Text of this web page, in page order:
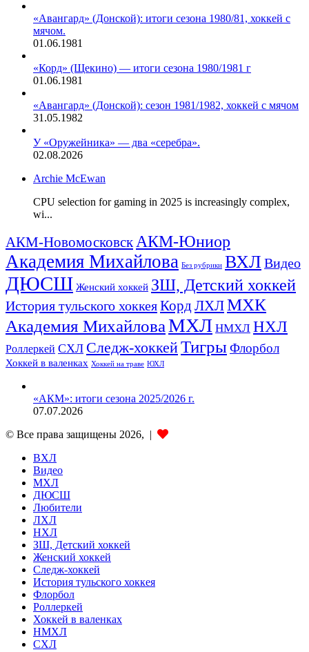
«Авангард» (Донской): итоги сезона 1980/81, хоккей с
мячом.
01.06.1981
«Корд» (Щекино) — итоги сезона 1980/1981 г
01.06.1981
«Авангард» (Донской): сезон 1981/1982, хоккей с мячом
31.05.1982
У «Оружейника» — два «серебра».
02.08.2026
Archie McEwan
CPU selection for gaming in 2025 is increasingly complex,
wi...
АКМ-Новомосковск АКМ-Юниор
Академия Михайлова Без рубрики ВХЛ Видео
ДЮСШ Женский хоккей ЗШ, Детский хоккей
История тульского хоккеяКорд ЛХЛМХК
Академия МихайловаМХЛ НМХЛ НХЛ
Роллеркей СХЛ Следж-хоккейТигрыФлорбол
Хоккей в валенках Хоккей на траве ЮХЛ
«АКМ»: итоги сезона 2025/2026 г.
07.07.2026
© Все права защищены 2026, |
ВХЛ
Видео
МХЛ
ДЮСШ
Любители
ЛХЛ
НХЛ
ЗШ, Детский хоккей
Женский хоккей
Следж-хоккей
История тульского хоккея
Флорбол
Роллеркей
Хоккей в валенках
НМХЛ
СХЛ